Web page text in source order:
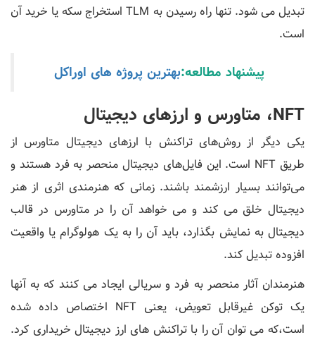
تبدیل می شود. تنها راه رسیدن به TLM استخراج سکه یا خرید آن
است.
پیشنهاد مطالعه:بهترین پروژه های اوراکل
NFT، متاورس و ارزهای دیجیتال
یکی دیگر از روش‌های تراکنش با ارزهای دیجیتال متاورس از
طریق NFT است. این فایل‌های دیجیتال منحصر به فرد هستند و
می‌توانند بسیار ارزشمند باشند. زمانی که هنرمندی اثری از هنر
دیجیتال خلق می‌ کند و می‌ خواهد آن را در متاورس در قالب
دیجیتال به نمایش بگذارد، باید آن را به یک هولوگرام یا واقعیت
افزوده تبدیل کند.
هنرمندان آثار منحصر به فرد و سریالی ایجاد می کنند که به آنها
یک توکن غیرقابل تعویض، یعنی NFT اختصاص داده شده
است،که می توان آن را با تراکنش های ارز دیجیتال خریداری کرد.